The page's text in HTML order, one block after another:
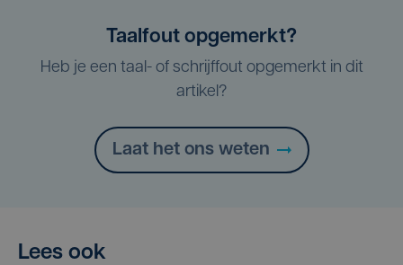
Taalfout opgemerkt?
Heb je een taal- of schrijffout opgemerkt in dit
artikel?
Laat het ons weten
Lees ook